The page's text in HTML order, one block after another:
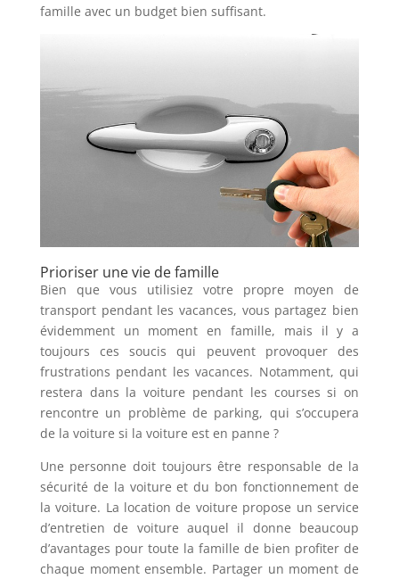
famille avec un budget bien suffisant.
Prioriser une vie de famille
Bien que vous utilisiez votre propre moyen de
transport pendant les vacances, vous partagez bien
évidemment un moment en famille, mais il y a
toujours ces soucis qui peuvent provoquer des
frustrations pendant les vacances. Notamment, qui
restera dans la voiture pendant les courses si on
rencontre un problème de parking, qui s’occupera
de la voiture si la voiture est en panne ?
Une personne doit toujours être responsable de la
sécurité de la voiture et du bon fonctionnement de
la voiture. La location de voiture propose un service
d’entretien de voiture auquel il donne beaucoup
d’avantages pour toute la famille de bien profiter de
chaque moment ensemble. Partager un moment de